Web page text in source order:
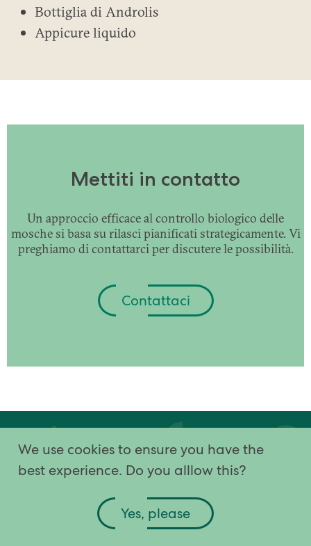
Bottiglia di Androlis
Appicure liquido
Mettiti in contatto
Un approccio efficace al controllo biologico delle
mosche si basa su rilasci pianificati strategicamente. Vi
preghiamo di contattarci per discutere le possibilità.
Contattaci
parassiti prodotti soluzioni
come funziona
We use cookies to ensure you have the
best experience. Do you alllow this?
Yes, please